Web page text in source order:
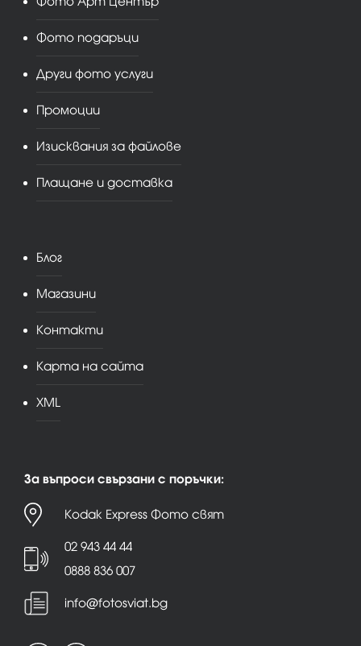
Фото подаръци
Други фото услуги
Промоции
Изисквания за файлове
Плащане и доставка
Блог
Магазини
Контакти
Карта на сайта
XML
За въпроси свързани с поръчки:
Kodak Express Фото свят
02 943 44 44
0888 836 007
info@fotosviat.bg